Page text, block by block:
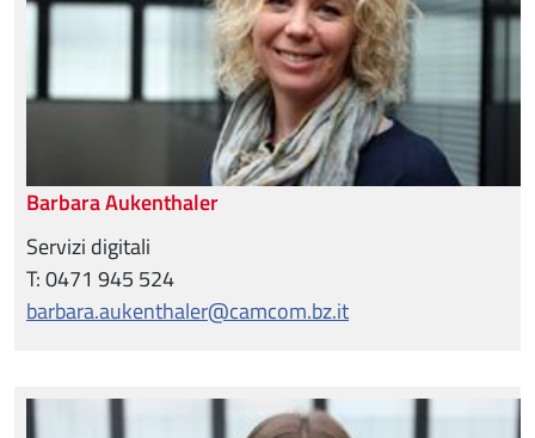
Barbara Aukenthaler
Servizi digitali
T: 0471 945 524
barbara.aukenthaler@camcom.bz.it